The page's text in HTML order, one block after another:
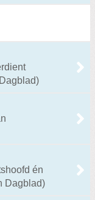
én
Dagblad)